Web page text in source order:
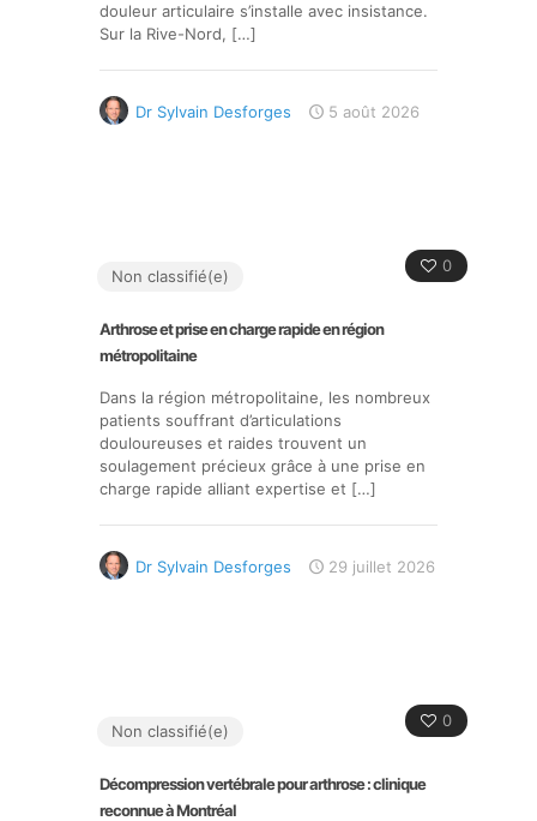
douleur articulaire s’installe avec insistance.
Sur la Rive-Nord, […]
Dr Sylvain Desforges 5 août 2026
0
Non classifié(e)
Arthrose et prise en charge rapide en région
métropolitaine
Dans la région métropolitaine, les nombreux
patients souffrant d’articulations
douloureuses et raides trouvent un
soulagement précieux grâce à une prise en
charge rapide alliant expertise et […]
Dr Sylvain Desforges 29 juillet 2026
0
Non classifié(e)
Décompression vertébrale pour arthrose : clinique
reconnue à Montréal